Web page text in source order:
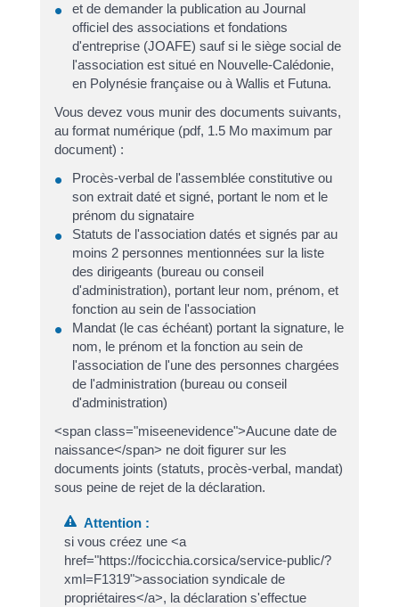
et de demander la publication au Journal
officiel des associations et fondations
d'entreprise (JOAFE) sauf si le siège social de
l'association est situé en Nouvelle-Calédonie,
en Polynésie française ou à Wallis et Futuna.
Vous devez vous munir des documents suivants,
au format numérique (pdf, 1.5 Mo maximum par
document) :
Procès-verbal de l'assemblée constitutive ou
son extrait daté et signé, portant le nom et le
prénom du signataire
Statuts de l'association datés et signés par au
moins 2 personnes mentionnées sur la liste
des dirigeants (bureau ou conseil
d'administration), portant leur nom, prénom, et
fonction au sein de l'association
Mandat (le cas échéant) portant la signature, le
nom, le prénom et la fonction au sein de
l'association de l'une des personnes chargées
de l'administration (bureau ou conseil
d'administration)
<span class="miseenevidence">Aucune date de
naissance</span> ne doit figurer sur les
documents joints (statuts, procès-verbal, mandat)
sous peine de rejet de la déclaration.
Attention :
si vous créez une <a
href="https://focicchia.corsica/service-public/?
xml=F1319">association syndicale de
propriétaires</a>, la déclaration s'effectue